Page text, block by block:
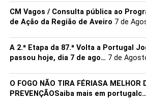
uma força transformadora do
Assinalando igualmente o Dia
Mandela, reforçou a mensagem de
compreensão e a colaboração são
tornam possível construir uma
inclusiva e inaugurou
Município como Praça Nelson
CM Vagos / Consulta pública ao
de Ação da Região de Aveiro 7 de
A 2.ª Etapa da 87.ª Volta a Portugal
passou hoje, dia 7 de ago… 7 de
O FOGO NÃO TIRA FÉRIASA MELHOR
PREVENÇÃOSaiba mais em portugalc…